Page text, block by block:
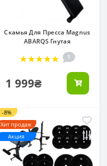
Скамья Для Пресса Magnus
ABARQS Гнутая
1
1 999₴
-8%
Хит продаж
Акция